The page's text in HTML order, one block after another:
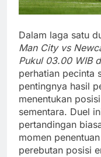
Dalam laga satu
Man City vs
Pukul 03.00 WIB
perhatian pecinta
pentingnya hasil
menentukan
sementara. Duel
pertandingan
momen
perebutan posisi